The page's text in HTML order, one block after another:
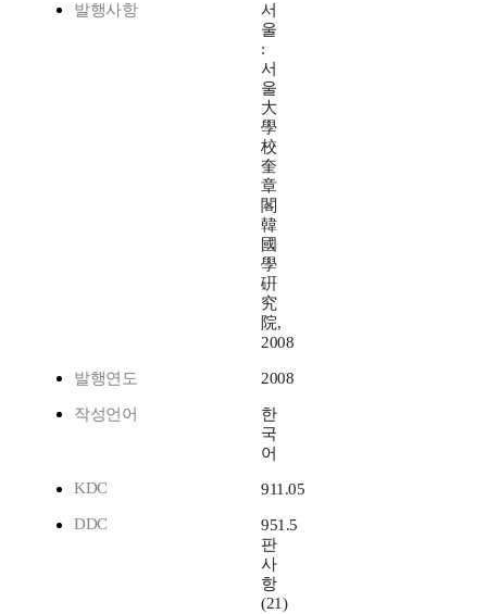
발행사항
서
울
:
서
울
大
學
校
奎
章
閣
韓
國
學
硏
究
院,
2008
발행연도 2008
작성언어
한
국
어
KDC
911.05
DDC
951.5
판
사
항
(21)